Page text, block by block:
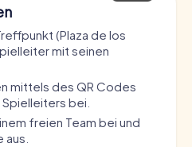
(Plaza de los
mit seinen
mittels des QR Codes
bei.
freien Team bei und